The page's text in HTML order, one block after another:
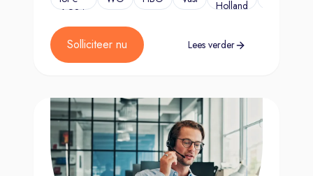
6.924
Holland
Solliciteer nu Lees verder